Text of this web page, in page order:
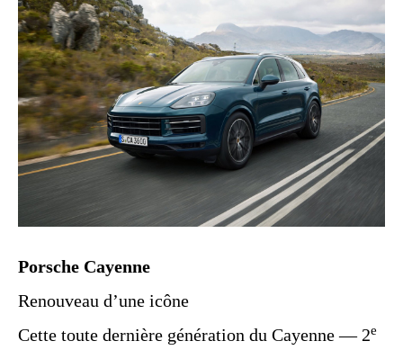
Porsche Cayenne
Renouveau d’une icône
Cette toute dernière génération du Cayenne — 2e